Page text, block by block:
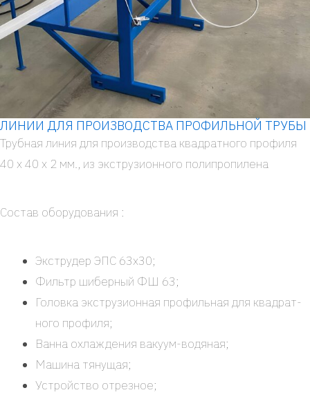
ЛИНИИ ДЛЯ ПРОИЗВОДСТВА ПРОФИЛЬНОЙ ТРУБЫ
Труб­ная линия для про­из­вод­ства квад­рат­но­го про­фи­ля
40 x 40 x 2 мм., из экс­тру­зи­он­но­го поли­про­пи­ле­на
Состав обо­ру­до­ва­ния :
Экс­тру­дер ЭПС 63х30;
Фильтр шибер­ный ФШ 63;
Голов­ка экс­тру­зи­он­ная про­филь­ная для квад­рат­
но­го про­фи­ля;
Ван­на охла­жде­ния ваку­ум-водя­­ная;
Маши­на тяну­щая;
Устрой­ство отрез­ное;